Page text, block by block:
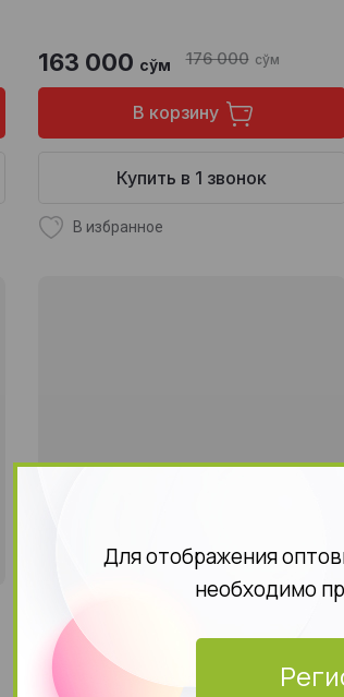
Для отображения
необходимо
176 000 сўм
163 000 сўм
В корзину
Купить в 1 звонок
В избранное
Гель для душа Dilis Mono Collection
Gin Tonic
парфюмированный,250мл,Dilis
DILIS